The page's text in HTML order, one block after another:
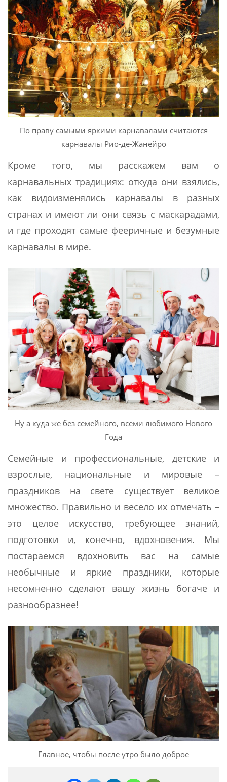
По праву самыми яркими карнавалами считаются
карнавалы Рио-де-Жанейро
Кроме того, мы расскажем вам о
карнавальных традициях: откуда они взялись,
как видоизменялись карнавалы в разных
странах и имеют ли они связь с маскарадами,
и где проходят самые фееричные и безумные
карнавалы в мире.
Ну а куда же без семейного, всеми любимого Нового
Года
Семейные и профессиональные, детские и
взрослые, национальные и мировые –
праздников на свете существует великое
множество. Правильно и весело их отмечать –
это целое искусство, требующее знаний,
подготовки и, конечно, вдохновения. Мы
постараемся вдохновить вас на самые
необычные и яркие праздники, которые
несомненно сделают вашу жизнь богаче и
разнообразнее!
Главное, чтобы после утро было доброе